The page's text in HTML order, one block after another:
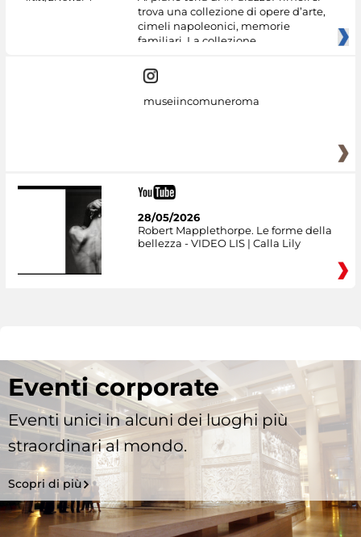
trova una collezione di opere d’arte,
cimeli napoleonici, memorie
familiari. La collezione
museiincomuneroma
28/05/2026
Robert Mapplethorpe. Le forme della
bellezza - VIDEO LIS | Calla Lily
Eventi corporate
Eventi unici in alcuni dei luoghi più
straordinari al mondo.
Scopri di più